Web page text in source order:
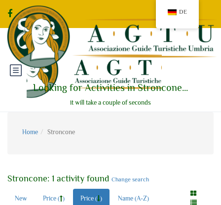
Looking for Activities in Stroncone...
it will take a couple of seconds
Home Stroncone
Stroncone: 1 activity found Change search
New Price ( ) Price ( ) Name (A-Z)
DE